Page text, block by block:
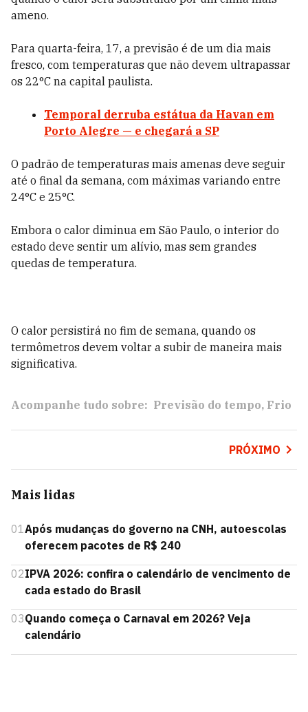
ameno.
Para quarta-feira, 17, a previsão é de um dia mais
fresco, com temperaturas que não devem ultrapassar
os 22°C na capital paulista.
Temporal derruba estátua da Havan em
Porto Alegre — e chegará a SP
O padrão de temperaturas mais amenas deve seguir
até o final da semana, com máximas variando entre
24°C e 25°C.
Embora o calor diminua em São Paulo, o interior do
estado deve sentir um alívio, mas sem grandes
quedas de temperatura.
O calor persistirá no fim de semana, quando os
termômetros devem voltar a subir de maneira mais
significativa.
Acompanhe tudo sobre: Previsão do tempo Frio
PRÓXIMO
Mais lidas
01Após mudanças do governo na CNH, autoescolas
oferecem pacotes de R$ 240
02IPVA 2026: confira o calendário de vencimento de
cada estado do Brasil
03Quando começa o Carnaval em 2026? Veja
calendário